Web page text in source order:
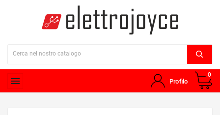
 Profilo
0